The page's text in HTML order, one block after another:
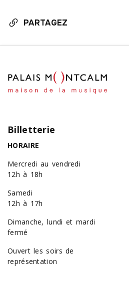
PARTAGEZ
Billetterie
HORAIRE
Mercredi au vendredi
12h à 18h
Samedi
12h à 17h
Dimanche, lundi et mardi
fermé
Ouvert les soirs de
représentation